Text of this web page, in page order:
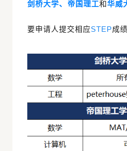
剑桥大学、帝国理工和华威
要申请人提交相应STEP成